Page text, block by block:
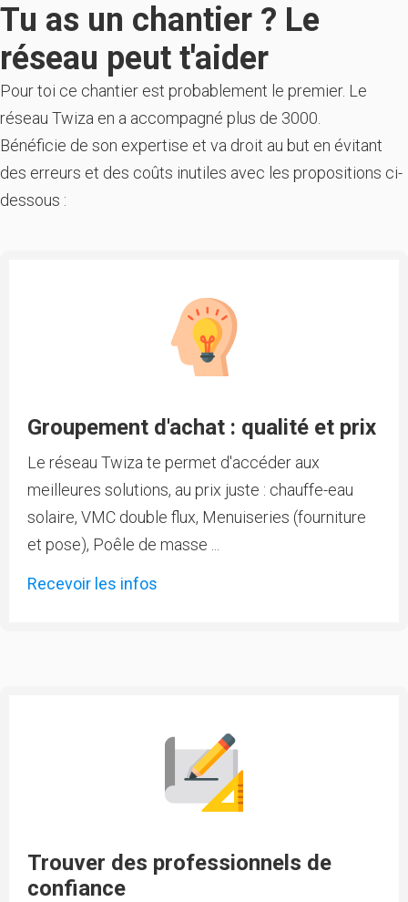
Tu as un chantier ? Le
réseau peut t'aider
Pour toi ce chantier est probablement le premier. Le
réseau Twiza en a accompagné plus de 3000.
Bénéficie de son expertise et va droit au but en évitant
des erreurs et des coûts inutiles avec les propositions ci-
dessous :
Groupement d'achat : qualité et prix
Le réseau Twiza te permet d'accéder aux
meilleures solutions, au prix juste : chauffe-eau
solaire, VMC double flux, Menuiseries (fourniture
et pose), Poêle de masse ...
Recevoir les infos
Trouver des professionnels de
confiance